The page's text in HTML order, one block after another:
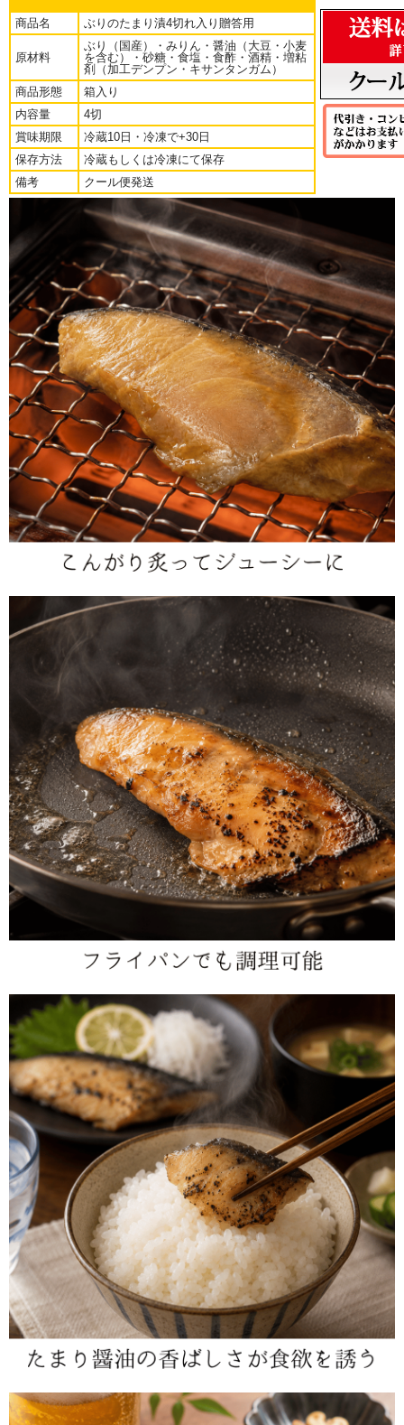
脂のりのよいぶりを、旨み深いたまり醤油にじっくり漬け込んだ「ぶ
りのたまり漬け」を、贈り物にも使いやすい4切れ入りにしました。
たまり醤油ならではの濃厚なコクと香ばしさが、ぶりの旨みを引き立
て、焼くとふっくらとした身に甘辛い風味が広がります。白いご飯の
おかずにはもちろん、晩酌の一品やお弁当のおかずにもおすすめ。グ
リルやフライパンで焼くだけで、香ばしい醤油の香りが立ち上がり、
手軽に満足感のある魚料理を楽しめます。4切れ入りなので、ご家庭
用はもちろん、季節のご挨拶や内祝い、魚好きの方への贈答品にもぴ
ったりです。
商品名 ぶりのたまり漬4切れ入り贈答用
原材料
ぶり（国産）・みりん・醤油（大豆・小麦
を含む）・砂糖・食塩・食酢・酒精・増粘
剤（加工デンプン・キサンタンガム）
商品形態
箱入り
内容量
4切
賞味期限
冷蔵10日・冷凍で+30日
保存方法
冷蔵もしくは冷凍にて保存
備考
クール便発送